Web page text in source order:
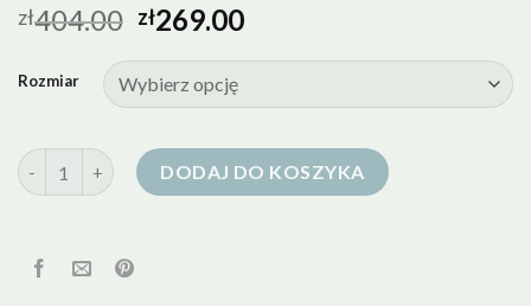
zł404.00 zł269.00
Rozmiar
ilość kurtka puchowa lekkaDODAJ DO KOSZYKA